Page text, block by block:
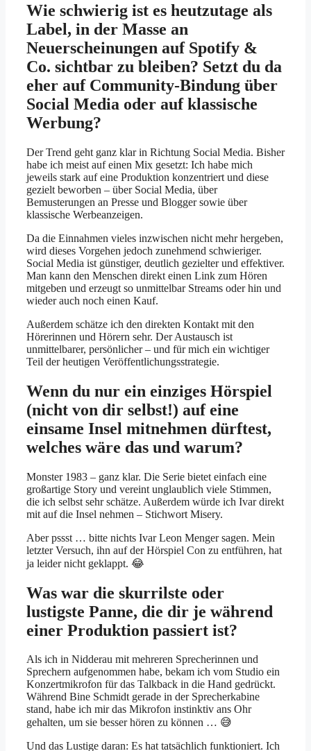
Wie schwierig ist es heutzutage als
Label, in der Masse an
Neuerscheinungen auf Spotify &
Co. sichtbar zu bleiben? Setzt du da
eher auf Community-Bindung über
Social Media oder auf klassische
Werbung?
Der Trend geht ganz klar in Richtung Social Media. Bisher
habe ich meist auf einen Mix gesetzt: Ich habe mich
jeweils stark auf eine Produktion konzentriert und diese
gezielt beworben – über Social Media, über
Bemusterungen an Presse und Blogger sowie über
klassische Werbeanzeigen.
Da die Einnahmen vieles inzwischen nicht mehr hergeben,
wird dieses Vorgehen jedoch zunehmend schwieriger.
Social Media ist günstiger, deutlich gezielter und effektiver.
Man kann den Menschen direkt einen Link zum Hören
mitgeben und erzeugt so unmittelbar Streams oder hin und
wieder auch noch einen Kauf.
Außerdem schätze ich den direkten Kontakt mit den
Hörerinnen und Hörern sehr. Der Austausch ist
unmittelbarer, persönlicher – und für mich ein wichtiger
Teil der heutigen Veröffentlichungsstrategie.
Wenn du nur ein einziges Hörspiel
(nicht von dir selbst!) auf eine
einsame Insel mitnehmen dürftest,
welches wäre das und warum?
Monster 1983 – ganz klar. Die Serie bietet einfach eine
großartige Story und vereint unglaublich viele Stimmen,
die ich selbst sehr schätze. Außerdem würde ich Ivar direkt
mit auf die Insel nehmen – Stichwort Misery.
Aber pssst … bitte nichts Ivar Leon Menger sagen. Mein
letzter Versuch, ihn auf der Hörspiel Con zu entführen, hat
ja leider nicht geklappt. 😂
Was war die skurrilste oder
lustigste Panne, die dir je während
einer Produktion passiert ist?
Als ich in Nidderau mit mehreren Sprecherinnen und
Sprechern aufgenommen habe, bekam ich vom Studio ein
Konzertmikrofon für das Talkback in die Hand gedrückt.
Während Bine Schmidt gerade in der Sprecherkabine
stand, habe ich mir das Mikrofon instinktiv ans Ohr
gehalten, um sie besser hören zu können … 😅
Und das Lustige daran: Es hat tatsächlich funktioniert. Ich